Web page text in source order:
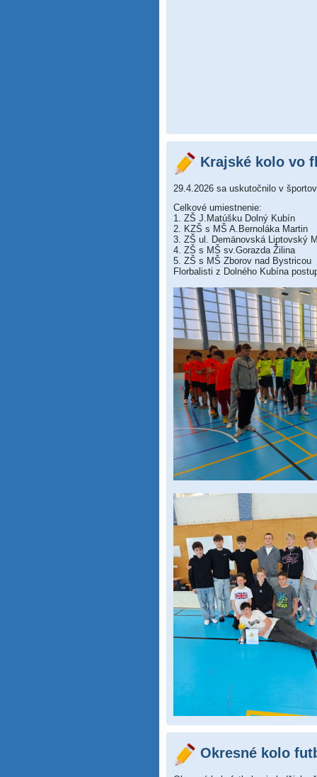
Krajské kolo vo
29.4.2026 sa uskutočnilo v
Celkové umiestnenie:
1. ZŠ J.Matúšku Dolný Kubín
2. KZŠ s MŠ A.Bernoláka Martin
3. ZŠ ul. Demänovská Liptovský
4. ZŠ s MŠ sv.Gorazda Žilina
5. ZŠ s MŠ Zborov nad Bystricou
Florbalisti z Dolného Kubína
Okresné kolo